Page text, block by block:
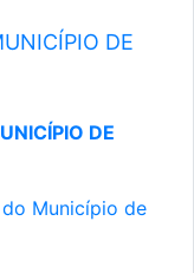
DE
DE
Município de